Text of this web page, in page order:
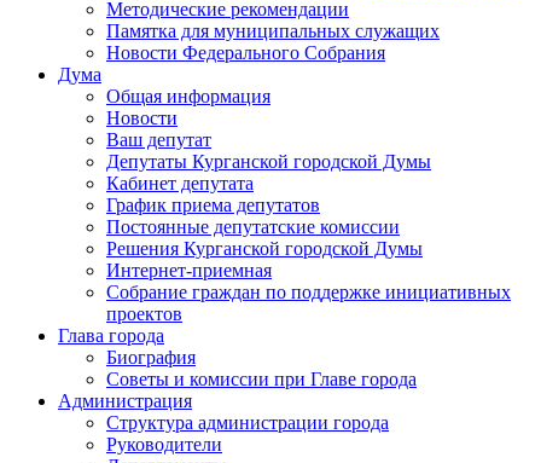
Методические рекомендации
Памятка для муниципальных служащих
Новости Федерального Cобрания
Дума
Общая информация
Новости
Ваш депутат
Депутаты Курганской городской Думы
Кабинет депутата
График приема депутатов
Постоянные депутатские комиссии
Решения Курганской городской Думы
Интернет-приемная
Собрание граждан по поддержке инициативных
проектов
Глава города
Биография
Советы и комиссии при Главе города
Администрация
Структура администрации города
Руководители